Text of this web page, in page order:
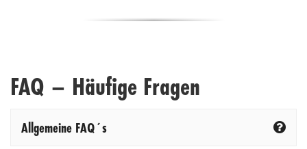
FAQ – Häufige Fragen
Allgemeine FAQ´s